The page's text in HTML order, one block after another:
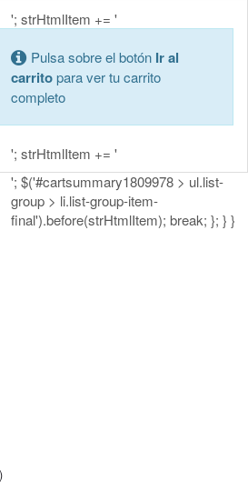
'; strHtmlItem += '
Pulsa sobre el botón Ir al
carritopara ver tu carrito
completo
'; strHtmlItem += '
'; $('#cartsummary1809978 > ul.list-
group > li.list-group-item-
final').before(strHtmlItem); break; }; } }